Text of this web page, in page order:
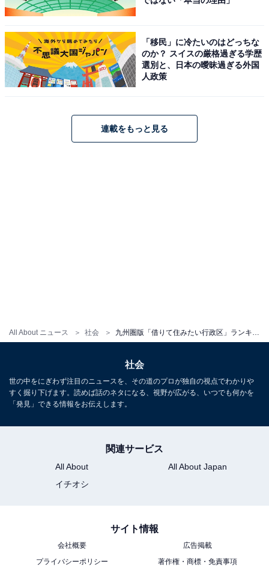
All About ニュース 社会
な交通インフラが魅力の街です。極めて高い交通利便性
ティ／アミュプラザ博多、キャナルシティ博多といった
多彩な商業施設とビジネス街の存在も大きな要因となっ
ています。
みたい行政区」と同じ結果でした。4位以下を見ても、
福岡市内へのニーズが高く、8位まで2021年調査から変
市博多区、4年連続の1位は？ 【2022年最新版】
・
九州圏「2022年 買って住みたい街」ランキング！ 3位
竹下、2位 西鉄平尾、初の1位を獲得したのは？
・
九州圏の「借りて住みたい街（駅）」ランキング！ 3位
「高宮」、2位「西鉄平尾」、1位は4年連続の？
九州圏の「借りて住みたい行政区」ランキング！ 3位
「福岡市東区」、2位「福岡市中央区」、1位は？
プレスリリース
「移民」に冷たいのはどっちな
のか？ スイスの厳格過ぎる学歴
選別と、日本の曖昧過ぎる外国
人政策
連載をもっと見る
社会
世の中をにぎわず注目のニュースを、その道のプロが独自の視点でわかりや
すく掘り下げます。読めば話のネタになる、視野が広がる、いつでも何かを
「発見」できる情報をお伝えします。
関連サービス
All About
All About Japan
イチオシ
サイト情報
会社概要
広告掲載
プライバシーポリシー
著作権・商標・免責事項